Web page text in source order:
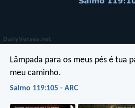
Lâmpada para os meus pés é tua
meu caminho.
Salmo 119:105 - ARC